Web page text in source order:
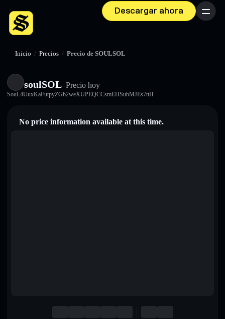
Descargar ahora Menú
Inicio / Precios / Precio de SOULSOL
soulSOL Precio hoy
SouL4UuxKaFutpyZGb2weXUPEQCCsmEHSubMJEs7ttH
No price information available at this time.